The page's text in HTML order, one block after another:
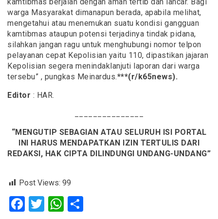
warga Masyarakat dimanapun berada, apabila melihat,
mengetahui atau menemukan suatu kondisi gangguan
kamtibmas ataupun potensi terjadinya tindak pidana,
silahkan jangan ragu untuk menghubungi nomor telpon
pelayanan cepat Kepolisian yaitu 110, dipastikan jajaran
Kepolisian segera menindaklanjuti laporan dari warga
tersebu” , pungkas Meinardus.***(r/k65news).
Editor : HAR.
“MENGUTIP SEBAGIAN ATAU SELURUH ISI PORTAL
INI HARUS MENDAPATKAN IZIN TERTULIS DARI
REDAKSI, HAK CIPTA DILINDUNGI UNDANG-UNDANG”
Post Views: 99
Facebook
TwitterWhatsApp